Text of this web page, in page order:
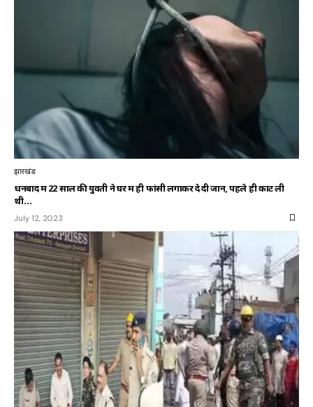
झारखंड
धनबाद में 22 साल की युवती ने घर में ही फांसी लगाकर दे दी जान, पहले ही काट ली
थी…
July 12, 2023